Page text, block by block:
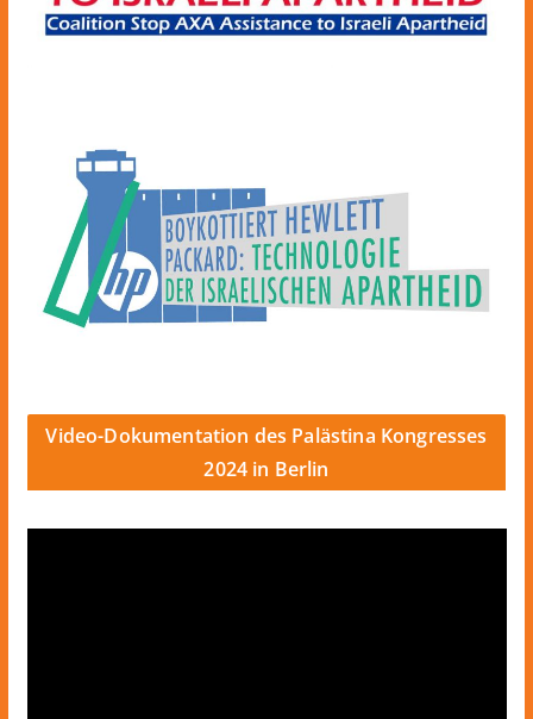
Video-Dokumentation des Palästina Kongresses
2024 in Berlin